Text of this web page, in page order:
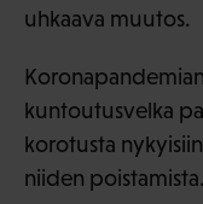
uhkaava muutos.
kuntoutusvelka
korotusta
niiden poistamista.